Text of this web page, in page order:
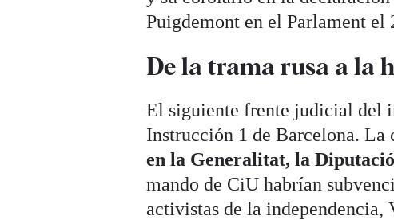
Puigdemont en el Parlament el
De la trama rusa a la
El siguiente frente judicial del
Instrucción 1 de Barcelona. La
en la Generalitat, la
mando de CiU habrían
activistas de la independencia,